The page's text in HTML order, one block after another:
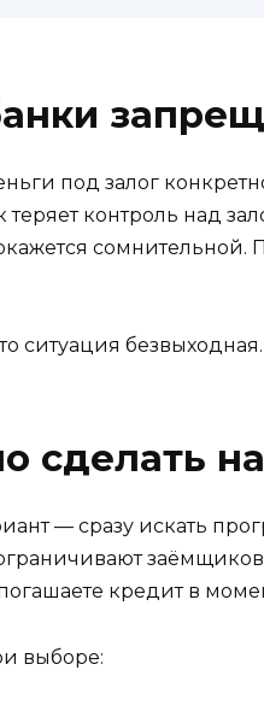
под залог
теряет контроль над
сомнительной.
ситуация
сделать
— сразу искать
кредит в
выборе: